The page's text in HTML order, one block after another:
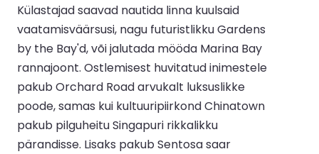
Külastajad saavad nautida linna kuulsaid
vaatamisväärsusi, nagu futuristlikku Gardens
by the Bay'd, või jalutada mööda Marina Bay
rannajoont. Ostlemisest huvitatud inimestele
pakub Orchard Road arvukalt luksuslikke
poode, samas kui kultuuripiirkond Chinatown
pakub pilguheitu Singapuri rikkalikku
pärandisse. Lisaks pakub Sentosa saar